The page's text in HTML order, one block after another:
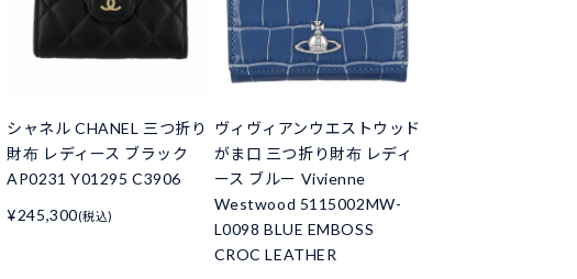
シャネル CHANEL 三つ折り
財布 レディース ブラック
AP0231 Y01295 C3906
¥245,300(税込)
ヴィヴィアンウエストウッド
がま口 三つ折り財布 レディ
ース ブルー Vivienne
Westwood 5115002MW-
L0098 BLUE EMBOSS
CROC LEATHER